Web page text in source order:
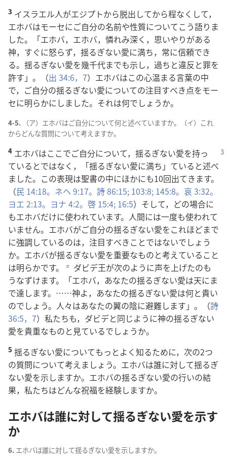
3 イスラエル人がエジプトから脱出してから程なくして，
エホバはモーセにご自分の名前や性質についてこう語りま
した。「エホバ，エホバ， 憐れみ深く， 思いやりがある
神，すぐに怒らず， 揺るぎない愛に満ち， 常に信頼でき
る。 揺るぎない愛を幾千代までも示し， 過ちと違反と罪を
許す」。（出 34:6，7）エホバはこの心温まる言葉の中
で，ご自分の揺るぎない愛についての注目すべき点をモー
セに明らかにしました。それは何でしょうか。
4-5. （ア）エホバはご自分について何と述べていますか。（イ）これ
からどんな質問について考えますか。
4 エホバはここでご自分について， 揺るぎない愛を持っ
ているとではなく，「揺るぎない愛に満ち」ていると述べ
ました。この表現は聖書の中にほかにも10回出てきます。
（民 14:18。 ネヘ 9:17。 詩86:15; 103:8; 145:8。 哀 3:32。
ヨエ 2:13。 ヨナ 4:2。 啓 15:4; 16:5）そして，どの場合に
もエホバだけに使われています。 人間には一度も使われて
いません。エホバがご自分の揺るぎない愛をこれほどまで
に強調しているのは， 注目すべきことではないでしょう
か。エホバが揺るぎない愛を重要なものと考えていること
は明らかです。 b ダビデ王が次のように声を 上げたのも
うなずけます。「エホバ，あなたの揺るぎない愛は天にま
で達します。……神よ，あなたの揺るぎない愛は何と貴い
のでしょう。 人々はあなたの翼の陰に避難します」。（詩
36:5， 7） 私たちも，ダビデと同じように神の揺るぎない
愛を貴重なものと 見ているでしょうか。
5 揺るぎない愛についてもっとよく 知るために， 次の2つ
の質問について考えましょう。エホバは誰に対して揺るぎ
ない愛を示しますか。エホバの揺るぎない愛の行いの結
果， 私たちはどんな祝福を経験しますか。
エホバは誰に対して揺るぎない愛を示す
か
6. エホバは誰に対して揺るぎない愛を示しますか。